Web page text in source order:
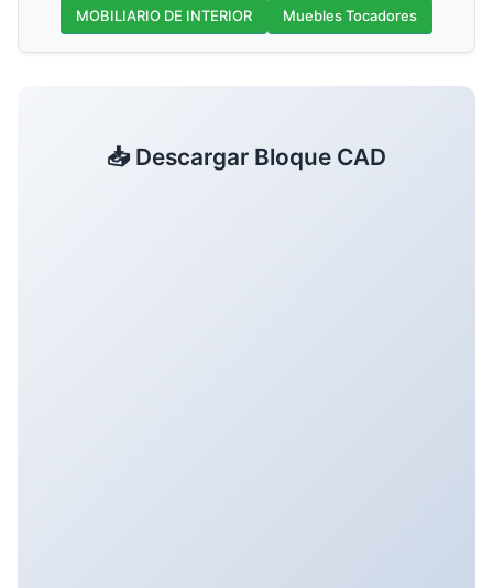
MOBILIARIO DE INTERIOR Muebles Tocadores
📥 Descargar Bloque CAD